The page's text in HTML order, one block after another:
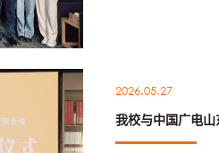
2026.05.27
我校与中国广电